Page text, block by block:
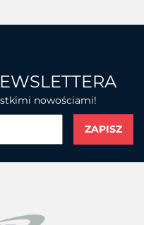
nowościami!